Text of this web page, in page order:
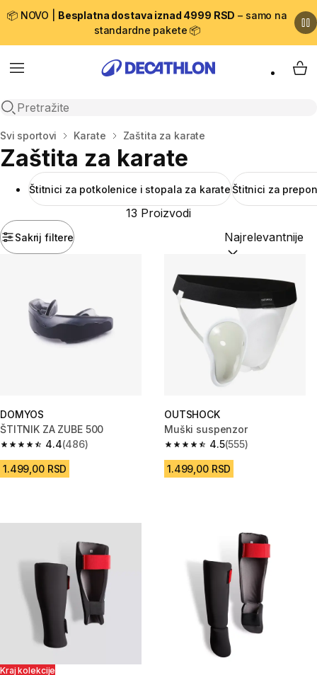
📦 NOVO | Besplatna dostava iznad 4999 RSD – samo na
standardne pakete 📦
Menu
Open search
My
Početna stranica
Svi sportovi Karate Zaštita za karate
Zaštita za karate
Štitnici za potkolenice i stopala za karateŠtitnici za
Sakrij filtere
13 Proizvodi
Sortiraj po:
DOMYOS
ŠTITNIK ZA ZUBE 500
4.4
4.4 od 5 zvezdica from 486 Recenzije
(486)
1.499,00 RSD
OUTSHOCK
Muški suspenzor
4.5
4.5 od 5 zvezdica from 555
(555)
1.499,00 RSD
Kraj kolekcije